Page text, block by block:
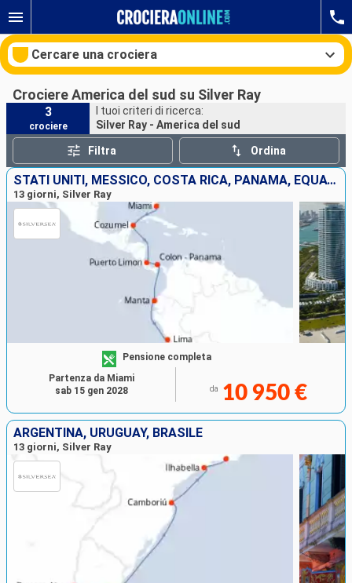
Cercare una crociera
Le nostre destinazioni
Mesi di partenza
Porti
Ricerca
Crociere America del sud su Silver Ray
3
crociere
I tuoi criteri di ricerca:
Silver Ray - America del sud
Filtra Ordina
STATI UNITI, MESSICO, COSTA RICA, PANAMA, EQUATORE, PERÙ
13 giorni, Silver Ray
Pensione completa
da 10 950 €
Partenza da Miami
sab 15 gen 2028
ARGENTINA, URUGUAY, BRASILE
13 giorni, Silver Ray